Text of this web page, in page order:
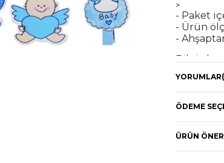
>
- Paket
- Ürün
-
Bilgi
YORUMLAR
ÖDEME
ÜRÜN